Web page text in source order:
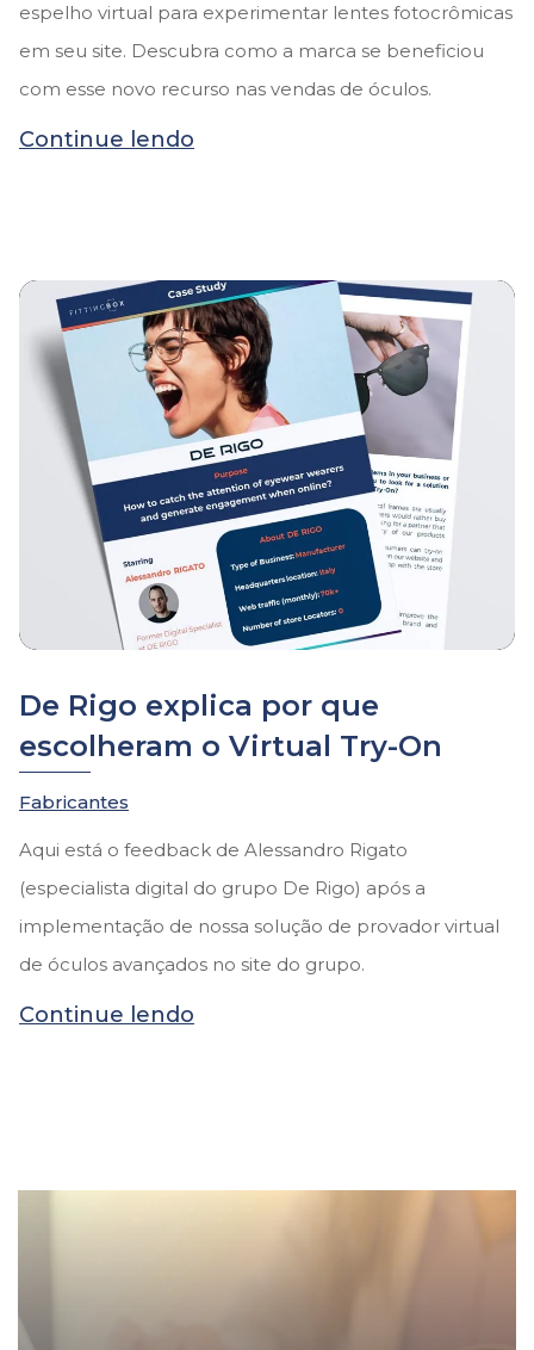
espelho virtual para experimentar lentes fotocrômicas
em seu site. Descubra como a marca se beneficiou
com esse novo recurso nas vendas de óculos.
Continue lendo
De Rigo explica por que
escolheram o Virtual Try-On
Fabricantes
Aqui está o feedback de Alessandro Rigato
(especialista digital do grupo De Rigo) após a
implementação de nossa solução de provador virtual
de óculos avançados no site do grupo.
Continue lendo